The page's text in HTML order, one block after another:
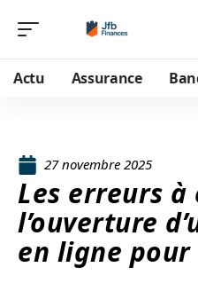
Actu Assurance
27 novembre 2025
Les erreurs
l’ouverture
en ligne pour